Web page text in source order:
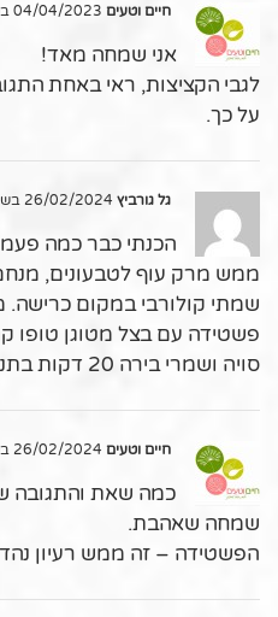
חיים וטעים
אני שמחה מאד!
לגבי הקציצות, ראי באחת
על כך.
גל גורביץ
הכנתי כבר כמה
ממש מרק עוף לטבעונים,
שמתי קולורבי במקום כרישה.
פשטידה עם בצל מטוגן
סויה ושמרי בירה 20 דקות בתנור.
חיים וטעים
כמה שאת והתגובה
שמחה שאהבת.
הפשטידה – זה ממש רעיון